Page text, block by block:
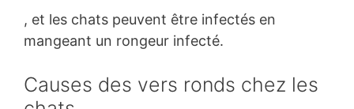
, et les chats peuvent être infectés en
mangeant un rongeur infecté.
Causes des vers ronds chez les